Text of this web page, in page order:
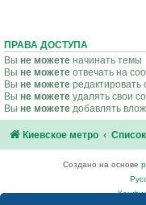
ПРАВА ДОСТУПА
Вы не можете начинать темы
Вы не можете отвечать на
Вы не можете
Вы не можете удалять свои
Вы не можете добавлять
Киевское метро
Создано на основе